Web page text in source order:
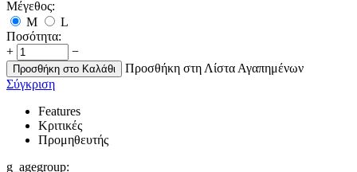
Μέγεθος:
M
L
Ποσότητα:
+
−
Προσθήκη στο Καλάθι
Προσθήκη στη Λίστα Αγαπημένων
Σύγκριση
Features
Κριτικές
Προμηθευτής
g_agegroup: